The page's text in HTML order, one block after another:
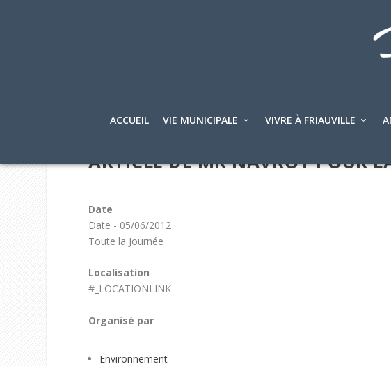
ACCUEIL VIE MUNICIPALE VIVRE À FRIAUVILLE
ARTICLE DE MR NAVROT POUR
Date
Date - 05/06/2012
Toute la Journée
Localisation
#_LOCATIONLINK
Organisé par
Environnement